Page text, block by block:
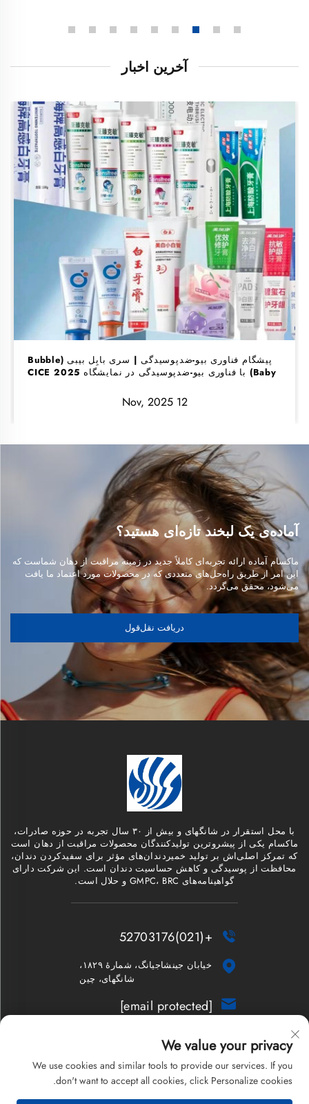
آخرین اخبار
پیشگام فناوری بیو-ضدپوسیدگی | سری بابِل بیبی (Bubble
Baby) با فناوری بیو-ضدپوسیدگی در نمایشگاه CICE 2025
12 Nov, 2025
آماده‌ی یک لبخند تازه‌ای هستید؟
ماکسام آماده ارائه تجربه‌ای کاملاً جدید در زمینه مراقبت از دهان شماست که
این امر از طریق راه‌حل‌های متعددی که در محصولات مورد اعتماد ما یافت
می‌شود، محقق می‌گردد.
دریافت نقل‌قول
با محل استقرار در شانگهای و بیش از ۳۰ سال تجربه در حوزه صادرات،
ماکسام یکی از پیشروترین تولیدکنندگان محصولات مراقبت از دهان است
که تمرکز اصلی‌اش بر تولید خمیردندان‌های مؤثر برای سفیدکردن دندان،
محافظت از پوسیدگی و کاهش حساسیت دندان است. این شرکت دارای
گواهینامه‌های GMPC، BRC و حلال است.

+(021)52703176

خیابان جینشاجیانگ، شمارهٔ ۱۸۲۹،
شانگهای، چین

[email protected]
خبرنامهWe value your privacy
We use cookies and similar tools to provide our services. If you
don't want to accept all cookies, click Personalize cookies.